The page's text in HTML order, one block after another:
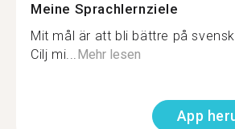
Meine Sprachlernziele
Mit mål är att bli bättre på
Cilj mi...Mehr lesen
App